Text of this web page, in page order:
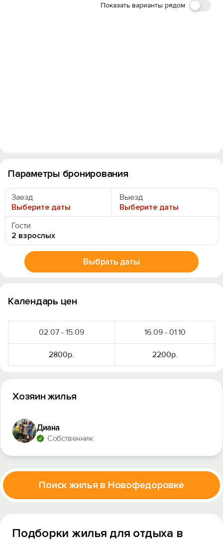
Параметры бронирования
Заезд
Выберите даты
Выезд
Выберите даты
Гости
2 взрослых
Выбрать даты
Показать варианты рядом
Календарь цен
02.07 - 15.09 16.09 - 01.10
2800р. 2200р.
Хозяин жилья
Диана
Собственник
Поиск жилья в Новофедоровке
Подборки жилья для отдыха в